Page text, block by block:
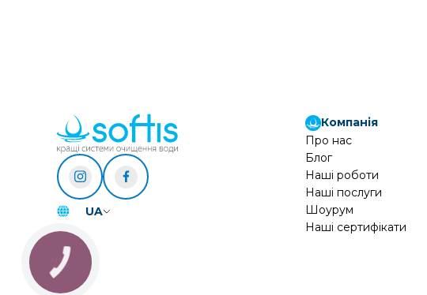
UA
Компанія
Про нас
Блог
Наші роботи
Наші послуги
Шоурум
Наші сертифікати
КНОПКА
ЗВ'ЯЗКУ